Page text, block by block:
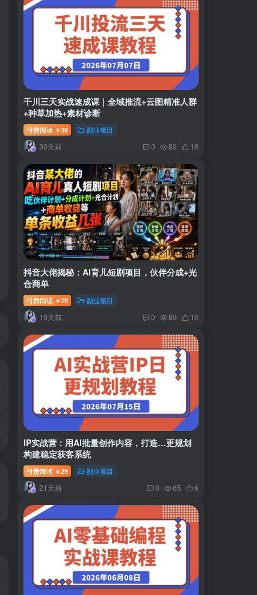
小红书卖虚拟产品：音乐优盘，1个月稳挣1-3万 美女套图1TB，花了188买来的
千川三天实战速成课｜全域推流+云图精准人群
+种草加热+素材诊断
付费阅读 ￥39 副业项目
30天前 0 89 10
抖音大佬揭秘：AI育儿短剧项目，伙伴分成+光
合商单
付费阅读 ￥29 副业项目
19天前 0 89 10
IP实战营：用AI批量创作内容，打造…更规划
构建稳定获客系统
付费阅读 ￥29 副业项目
21天前 0 65 6